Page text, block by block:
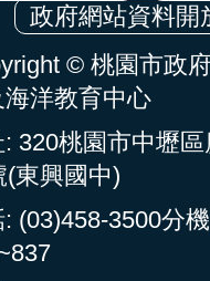
政府網站資料開
© 桃園市政
海洋教育中心
320桃園市中壢
(東興國中)
: (03)458-3500分機